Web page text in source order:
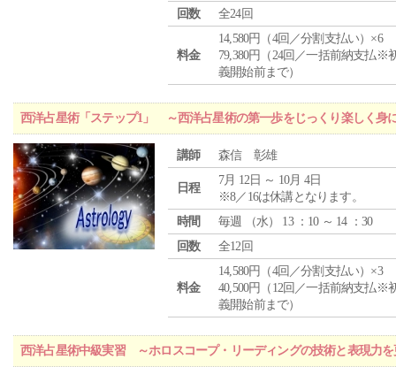
回数
全24回
料金
14,580円（4回／分割支払い）×6
79,380円（24回／一括前納支払※
義開始前まで）
西洋占星術「ステップ1」 ～西洋占星術の第一歩をじっくり楽しく身
講師 森信 彰雄
日程
7月 12日 ～ 10月 4日
※8／16は休講となります。
時間
毎週 （水） 13 ：10 ～ 14 ：30
回数
全12回
料金
14,580円（4回／分割支払い）×3
40,500円（12回／一括前納支払※
義開始前まで）
西洋占星術中級実習 ～ホロスコープ・リーディングの技術と表現力